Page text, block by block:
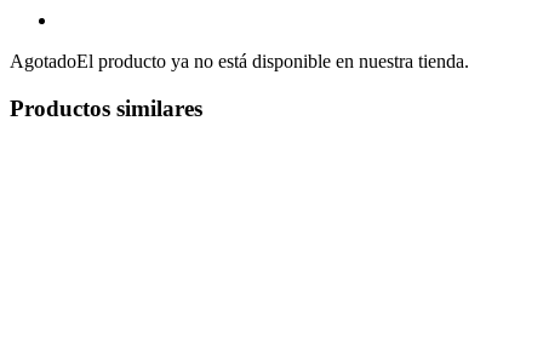
AgotadoEl producto ya no está disponible en nuestra tienda.
Productos similares